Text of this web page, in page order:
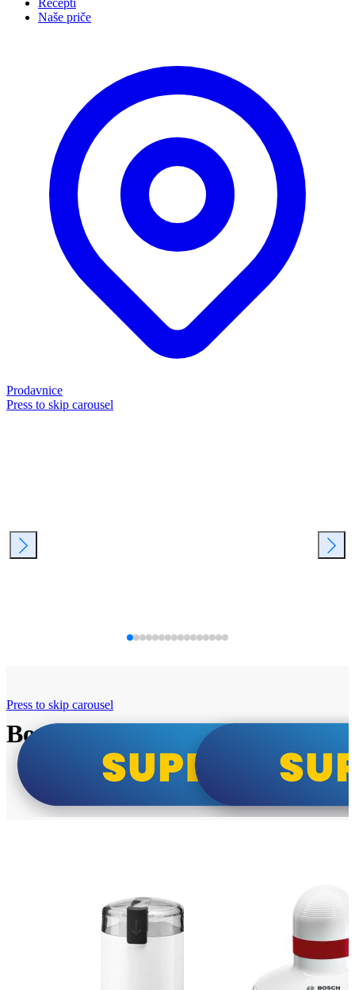
Recepti
Naše priče
Prodavnice
Press to skip carousel
Bosch super cene
Press to skip carousel